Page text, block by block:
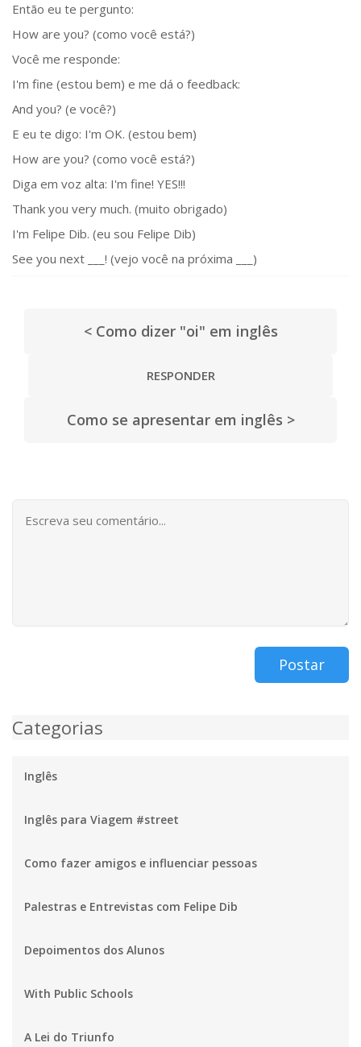
Então eu te pergunto:
How are you? (como você está?)
Você me responde:
I'm fine (estou bem) e me dá o feedback:
And you? (e você?)
E eu te digo: I'm OK. (estou bem)
How are you? (como você está?)
Diga em voz alta: I'm fine! YES!!!
Thank you very much. (muito obrigado)
I'm Felipe Dib. (eu sou Felipe Dib)
See you next ___! (vejo você na próxima ___)
< Como dizer "oi" em inglês
RESPONDER
Como se apresentar em inglês >
Postar
Categorias
Inglês
Inglês para Viagem #street
Como fazer amigos e influenciar pessoas
Palestras e Entrevistas com Felipe Dib
Depoimentos dos Alunos
With Public Schools
A Lei do Triunfo